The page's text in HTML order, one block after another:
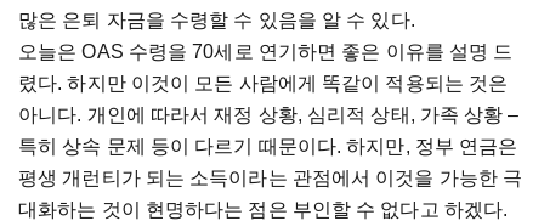
많은 은퇴 자금을 수령할 수 있음을 알 수 있다.
오늘은 OAS 수령을 70세로 연기하면 좋은 이유를 설명 드
렸다. 하지만 이것이 모든 사람에게 똑같이 적용되는 것은
아니다. 개인에 따라서 재정 상황, 심리적 상태, 가족 상황 –
특히 상속 문제 등이 다르기 때문이다. 하지만, 정부 연금은
평생 개런티가 되는 소득이라는 관점에서 이것을 가능한 극
대화하는 것이 현명하다는 점은 부인할 수 없다고 하겠다.